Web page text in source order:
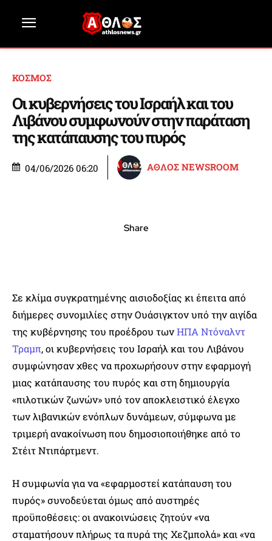
ΚΟΣΜΟΣ
Οι κυβερνήσεις του Ισραήλ και του
Λιβάνου συμφωνούν στην παράταση
της κατάπαυσης του πυρός
04/06/2026 06:20 ΑΘΛΟΣ NEWSROOM
Share
Σε κλίμα συγκρατημένης αισιοδοξίας κι έπειτα από
διήμερες συνομιλίες στην Ουάσιγκτον υπό την αιγίδα
της κυβέρνησης του προέδρου τωνΗΠΑ Ντόναλντ
Τραμπ, οι κυβερνήσεις του Ισραήλ και του Λιβάνου
συμφώνησαν χθες να προχωρήσουν στην εφαρμογή
μιας κατάπαυσης του πυρός και στη δημιουργία
«πιλοτικών ζωνών» υπό τον αποκλειστικό έλεγχο
των λιβανικών ενόπλων δυνάμεων, σύμφωνα με
τριμερή ανακοίνωση που δημοσιοποιήθηκε από το
Στέιτ Ντιπάρτμεντ.
Η συμφωνία για να «εφαρμοστεί κατάπαυση του
πυρός» συνοδεύεται όμως από αυστηρές
προϋποθέσεις: οι ανακοινώσεις ζητούν «να
σταματήσουν πλήρως τα πυρά της Χεζμπολά» και «να